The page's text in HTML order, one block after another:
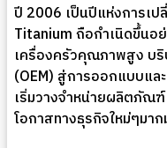
ปี 2006 เป็นปีแห่งการเ
Titanium ถือกำเนิดขึ้นอ
เครื่องครัวคุณภาพสูง บ
(OEM) สู่การออกแบบแล
เริ่มวางจำหน่ายผลิตภัณ
โอกาสทางธุรกิจใหม่ๆมา